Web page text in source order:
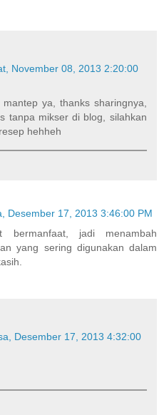
November 08, 2013 2:20:00
ya, thanks sharingnya,
tanpa mikser di blog, silahkan
hehheh
Desember 17, 2013 3:46:00 PM
bermanfaat, jadi menambah
yang sering digunakan dalam
Desember 17, 2013 4:32:00